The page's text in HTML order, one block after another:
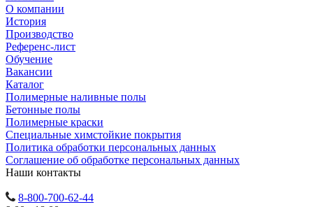
О компании
История
Производство
Референс-лист
Обучение
Вакансии
Каталог
Полимерные наливные полы
Бетонные полы
Полимерные краски
Специальные химстойкие покрытия
Политика обработки персональных данных
Cоглашение об обработке персональных данных
Наши контакты
8-800-700-62-44